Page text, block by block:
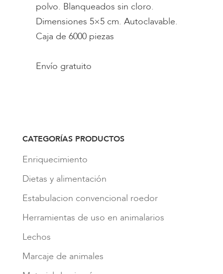
polvo. Blanqueados sin cloro.
Dimensiones 5×5 cm. Autoclavable.
Caja de 6000 piezas
Envío gratuito
CATEGORÍAS PRODUCTOS
Enriquecimiento
Dietas y alimentación
Estabulacion convencional roedor
Herramientas de uso en animalarios
Lechos
Marcaje de animales